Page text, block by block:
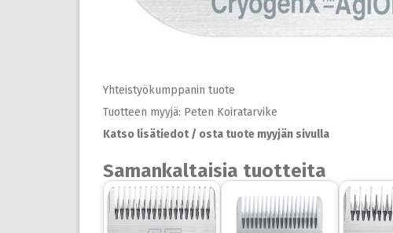
Yhteistyökumppanin tuote
Tuotteen myyjä: Peten Koiratarvike
Katso lisätiedot / osta tuote myyjän sivulla
Samankaltaisia tuotteita